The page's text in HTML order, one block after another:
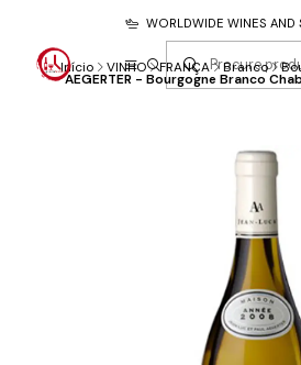
WORLDWIDE WINES AND
Início VINHO FRANÇA Branco
AEGERTER - Bourgogne Branco